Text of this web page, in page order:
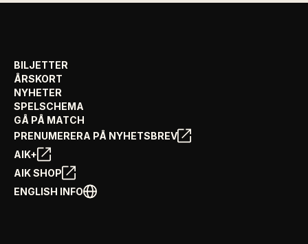
BILJETTER
ÅRSKORT
NYHETER
SPELSCHEMA
GÅ PÅ MATCH
PRENUMERERA PÅ NYHETSBREV
AIK+
AIK SHOP
ENGLISH INFO